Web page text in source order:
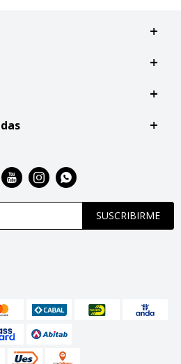
SUSCRIBIRME
  